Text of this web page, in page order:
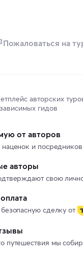
Пожаловаться на
авторских
гидов
от авторов
и посредников
авторы
свою
сделку от
путешествия мы